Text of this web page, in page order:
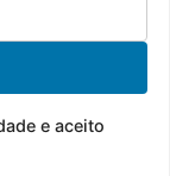
e aceito